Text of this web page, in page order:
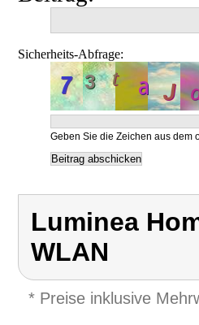
Sicherheits-Abfrage:
Geben Sie die Zeichen aus dem
Luminea
WLAN
* Preise inklusive